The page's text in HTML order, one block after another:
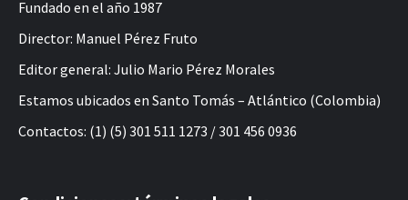
Fundado en el año 1987
Director: Manuel Pérez Fruto
Editor general: Julio Mario Pérez Morales
Estamos ubicados en Santo Tomás – Atlántico (Colombia)
Contactos: (1) (5) 301 511 1273 / 301 456 0936